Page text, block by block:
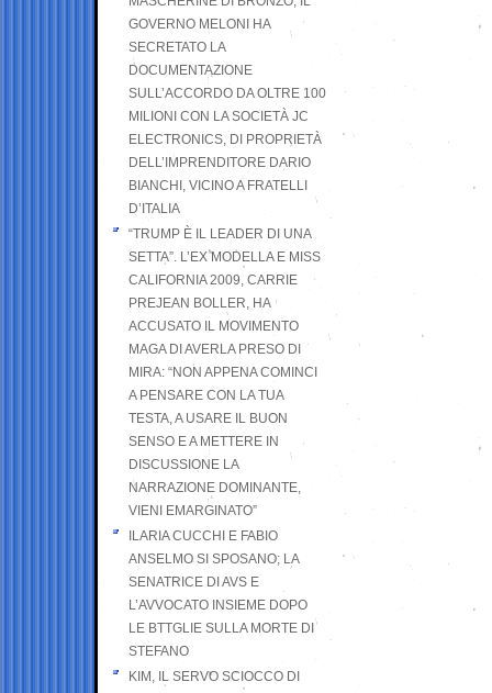
GOVERNO MELONI HA
SECRETATO LA
DOCUMENTAZIONE
SULL’ACCORDO DA OLTRE 100
MILIONI CON LA SOCIETÀ JC
ELECTRONICS, DI PROPRIETÀ
DELL’IMPRENDITORE DARIO
BIANCHI, VICINO A FRATELLI
D’ITALIA
“TRUMP È IL LEADER DI UNA
SETTA”. L’EX MODELLA E MISS
CALIFORNIA 2009, CARRIE
PREJEAN BOLLER, HA
ACCUSATO IL MOVIMENTO
MAGA DI AVERLA PRESO DI
MIRA: “NON APPENA COMINCI
A PENSARE CON LA TUA
TESTA, A USARE IL BUON
SENSO E A METTERE IN
DISCUSSIONE LA
NARRAZIONE DOMINANTE,
VIENI EMARGINATO”
ILARIA CUCCHI E FABIO
ANSELMO SI SPOSANO; LA
SENATRICE DI AVS E
L’AVVOCATO INSIEME DOPO
LE BTTGLIE SULLA MORTE DI
STEFANO
KIM, IL SERVO SCIOCCO DI